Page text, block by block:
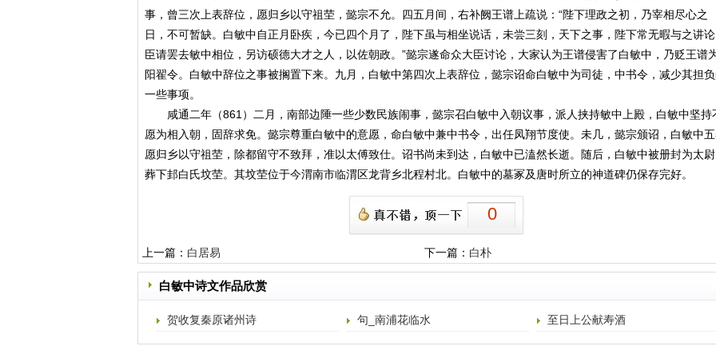
事，曾三次上表辞位，愿归乡以守祖茔，懿宗不允。四五月间，右补阙王谱上疏说：“陛下理政之初，乃宰相尽心之
日，不可暂缺。白敏中自正月卧疾，今已四个月了，陛下虽与相坐说话，未尝三刻，天下之事，陛下常无暇与之讲论
臣请罢去敏中相位，另访硕德大才之人，以佐朝政。”懿宗遂命众大臣讨论，大家认为王谱侵害了白敏中，乃贬王谱
阳翟令。白敏中辞位之事被搁置下来。九月，白敏中第四次上表辞位，懿宗诏命白敏中为司徒，中书令，减少其担
一些事项。
咸通二年（861）二月，南部边陲一些少数民族闹事，懿宗召白敏中入朝议事，派人挟持敏中上殿，白敏中坚持
愿为相入朝，固辞求免。懿宗尊重白敏中的意愿，命白敏中兼中书令，出任凤翔节度使。未几，懿宗颁诏，白敏中
愿归乡以守祖茔，除都留守不致拜，准以太傅致仕。诏书尚未到达，白敏中已溘然长逝。随后，白敏中被册封为太尉
葬下邽白氏坟茔。其坟茔位于今渭南市临渭区龙背乡北程村北。白敏中的墓冢及唐时所立的神道碑仍保存完好。
0
上一篇： 白居易 下一篇： 白朴
白敏中诗文作品欣赏
贺收复秦原诸州诗 句_南浦花临水 至日上公献寿酒